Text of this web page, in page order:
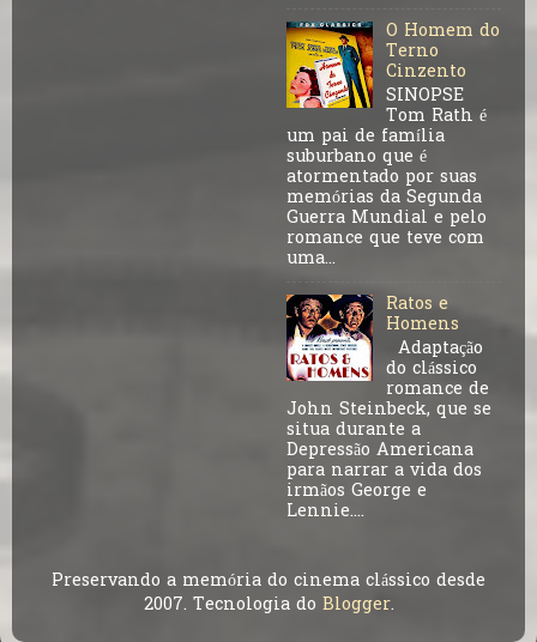
O Homem do
Terno
Cinzento
SINOPSE
Tom Rath é
um pai de família
suburbano que é
atormentado por suas
memórias da Segunda
Guerra Mundial e pelo
romance que teve com
uma...
Ratos e
Homens
Adaptação
do clássico
romance de
John Steinbeck, que se
situa durante a
Depressão Americana
para narrar a vida dos
irmãos George e
Lennie....
Preservando a memória do cinema clássico desde
2007. Tecnologia do Blogger.